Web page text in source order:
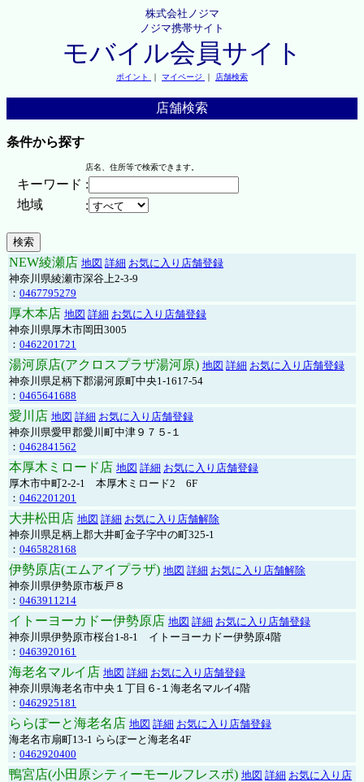
株式会社ノジマ
ノジマ携帯サイト
モバイル会員サイト
ポイント ｜ マイページ ｜ 店舗検索
店舗検索
条件から探す
店名、住所等で検索できます。
キーワード :
地域
:
NEW綾瀬店 地図 詳細 お気に入り店舗登録
神奈川県綾瀬市深谷上2-3-9
： 0467795279
厚木本店 地図 詳細 お気に入り店舗登録
神奈川県厚木市岡田3005
： 0462201721
湯河原店(アクロスプラザ湯河原) 地図 詳細 お気に入り店舗登録
神奈川県足柄下郡湯河原町中央1-1617-54
： 0465641688
愛川店 地図 詳細 お気に入り店舗登録
神奈川県愛甲郡愛川町中津９７５-１
： 0462841562
本厚木ミロード店 地図 詳細 お気に入り店舗登録
厚木市中町2-2-1 本厚木ミロード2 6F
： 0462201201
大井松田店 地図 詳細 お気に入り店舗解除
神奈川県足柄上郡大井町金子字中の町325-1
： 0465828168
伊勢原店(エムアイプラザ) 地図 詳細 お気に入り店舗解除
神奈川県伊勢原市板戸８
： 0463911214
イトーヨーカドー伊勢原店 地図 詳細 お気に入り店舗登録
神奈川県伊勢原市桜台1-8-1 イトーヨーカドー伊勢原4階
： 0463920161
海老名マルイ店 地図 詳細 お気に入り店舗登録
神奈川県海老名市中央１丁目６-１海老名マルイ4階
： 0462925181
ららぽーと海老名店 地図 詳細 お気に入り店舗登録
海老名市扇町13-1 ららぽーと海老名4F
： 0462920400
鴨宮店(小田原シティーモールフレスポ) 地図 詳細 お気に入り店